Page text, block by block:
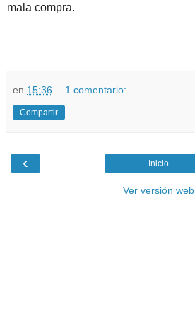
mala compra.
en 15:36 1 comentario:
Compartir
‹ Inicio
Ver versión web